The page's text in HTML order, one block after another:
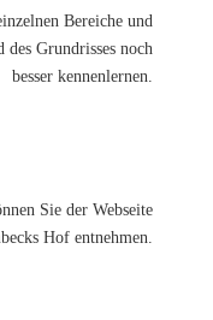
Bereiche und
Grundrisses noch
besser kennenlernen.
Sie der Webseite
Hof entnehmen.